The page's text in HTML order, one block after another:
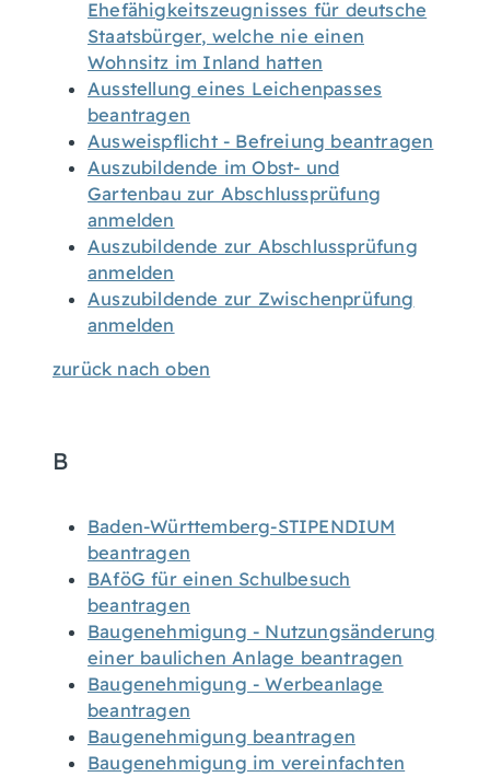
Ehefähigkeitszeugnisses für deutsche
Staatsbürger, welche nie einen
Wohnsitz im Inland hatten
Ausstellung eines Leichenpasses
beantragen
Ausweispflicht - Befreiung beantragen
Auszubildende im Obst- und
Gartenbau zur Abschlussprüfung
anmelden
Auszubildende zur Abschlussprüfung
anmelden
Auszubildende zur Zwischenprüfung
anmelden
zurück nach oben
B
Baden-Württemberg-STIPENDIUM
beantragen
BAföG für einen Schulbesuch
beantragen
Baugenehmigung - Nutzungsänderung
einer baulichen Anlage beantragen
Baugenehmigung - Werbeanlage
beantragen
Baugenehmigung beantragen
Baugenehmigung im vereinfachten